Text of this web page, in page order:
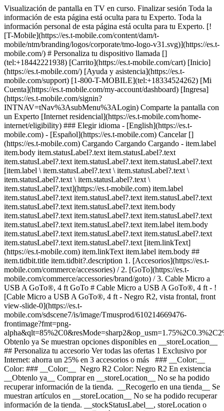
Visualización de pantalla en TV en curso. Finalizar sesión Toda la
información de esta página está oculta para tu Experto. Toda la
información personal de esta página está oculta para tu Experto. [!
[T-Mobile](https://es.t-mobile.com/content/dam/t-
mobile/ntm/branding/logos/corporate/tmo-logo-v31.svg)](https://es.t-
mobile.com/) # ​​​​​​​Personaliza tu dispositivo llamada []
(tel:+18442221938) [Carrito](https://es.t-mobile.com/cart) [Inicio]
(https://es.t-mobile.com/) [Ayuda y asistencia](https://es.t-
mobile.com/support) [1-800-T-MOBILE](tel:+18334524262) [Mi
Cuenta](https://es.t-mobile.com/my-account/dashboard) [Ingresa]
(https://es.t-mobile.com/signin?
INTNAV=tNav%3AsubMenu%3ALogin) Comparte la pantalla con
un Experto [Internet residencial](https://es.t-mobile.com/home-
internet/eligibility) ### Elegir idioma - [English](https://es.t-
mobile.com) - [Español](https://es.t-mobile.com) Cancelar []
(https://es.t-mobile.com) Cargando Cargando Cargando - item.label
item.body item.statusLabel?.text item.statusLabel?.text
item.statusLabel?.text item.statusLabel?.text item.statusLabel?.text
[item.label \ item.statusLabel?.text \ item.statusLabel?.text \
item.statusLabel?.text \ item.statusLabel?.text \
item.statusLabel?.text](https://es.t-mobile.com) item.label
item.statusLabel?.text item.statusLabel?.text item.statusLabel?.text
item.statusLabel?.text item.statusLabel?.text item.body
item.statusLabel?.text item.statusLabel?.text item.statusLabel?.text
item.statusLabel?.text item.statusLabel?.text item.label item.body
item.statusLabel?.text item.statusLabel?.text item.statusLabel?.text
item.statusLabel?.text item.statusLabel?.text [item.linkText]
(https://es.t-mobile.com) item.linkText item.label item.body ##
item.tidbit.title item.tidbit?.description 1. [Accesorios](https://es.t-
mobile.com/commerce/accessories) / 2. [GoTo](https://es.t-
mobile.com/commerce/accessories/brand/goto) / 3. Cable Micro a
USB A GoTo®, 4 ft GoTo # Cable Micro a USB A GoTo®, 4 ft - !
[Cable Micro a USB A GoTo®, 4 ft - Negro R2, vista frontal, front
view-slide-0](https://es.t-
mobile.com/sdscene7/is/image/Tmusprod/610214669476-
frontimage?fmt=png-
Obtenlo ya Se muestran opciones disponibles en __storeLocation__ ## Personaliza tu accesorio Ver todas las ofertas 1 Exclusivo por Internet: ahorra un 25% en 3 accesorios o más ### __Color:__ Color: ### __Color:__ Negro R2 Color: Negro R2 En existencia __Obtenlo ya__ Comprar en __storeLocation__ No se ha podido recuperar información de la tienda. __Recogerlo en una tienda__ Se muestran artículos en __storeLocation__ No se ha podido recuperar información de la tienda. __stockStatusLabel__, storeLocation o __enviarlo__ al seleccionar Enviármelo en el carrito. ### Opciones de entrega Deseo que me lo envíen Fecha de envío est. Aug 9 - Aug 12 Recogerlo en una tienda stockStatusLabel storeLocation (storeDistance mi) [Editar ubicación](#) Encuentra una tienda cerca [Editar ubicación](#) __Agotado__ __Agotado__ __En existencia__ Cargando Cargando Cargando Cargando Cargando Cargando Cargando Cargando Cargando Cargando Cargando Cargando Cargando Cargando opciones de entrega, por favor espera Método de entrega Entrega el mismo día No disponible en currentZipCode Recíbelo alrededor de las expectedDeliveryTime Costo de entrega real: $9.99 Costo de entrega con descuento: gratis Recoger en la tienda Agotado en storeName Hoy en storeName Gratis Envío No disponible Fecha de envío estimada: shippingDate Gratis Método de entrega Entrega el mismo día No disponible en currentZipCode Recíbelo alrededor de las expectedDeliveryTime Costo de entrega real: $9.99 Costo de entrega con descuento: gratis Entrega el mismo día No disponible en currentZipCode Recíbelo alrededor de las Invalid Date Costo de entrega real: $9.99 Costo de entrega con descuento: gratis Recoger en la tienda Agotado en storeName Hoy en storeName Gratis Recoger en la tienda Agotado en storeName Agotado en Dulles Retail Pl & Columbia Pl Hoy en Dulles Retail Pl & Columbia Pl Gratis Envío No disponible Fecha de envío estimada: shippingDate Gratis Envío No disponible Fecha de envío estimada: Aug 9 - Aug 12 Gratis __Tu tienda:__ [storeLocation (storeDistance mi)](#) Encuentra una tienda cerca [Editar ubicación](#) No disponible en currentZipCode No disponible en # Entregar a currentZipCode Editar ubicación # Enviar a currentZipCode __¿Eres un cliente nuevo o existente?__ Cliente existente Cliente nuevo __Bienvenido a T-Mobile (cliente nuevo)__ Editar __Elegir una opción de pago__ __Pagar mensualmente__ A pagar hoy $0.00 + impuestos $0.84/mes por 12 meses __Pagar el monto total__ $9.99 \+ impuesto Si eliges pagar mensualmente y cancelas el servicio móvil, deberás pagar el saldo restante del accesorio. Para clientes elegibles. Tasa de interés anual de 0%. Se requiere servicio elegible. [](https://es.t-mobile.com) __Con plan de pago: actualMonthlyValue/mes por paymentTerms meses, sin intereses.__ A pagar hoy dueToday + impuestos y otros cargos __Precio sin descuento: payInFullStrikeThroughValue payInFull__ + impuesto Si eliges pagar mensualmente y cancelas el servicio móvil, deberás pagar el saldo restante del dispositivo. Solo para clientes elegibles. 0% de interés anual (APR). Se requiere compra mínima de $49 en accesorios y servicio elegible. [](https://es.t-mobile.com) 1 Quantity 1 Agregar Dulles Retail Pl & Columbia Pl (1 mi) __¿Deseas recibirlo antes?__ Encontrar tiendas cercanas Detalles ### Otras características * * * Carga a tu medida con nuestro cable de carga USB-A a Micro USB GoTo. Muévete con libertad con nuestro cable de 4 pies con diseño que evita los enredos. ### ¿Qué hay en la caja? * * * - UN CABLE MICRO A USB A GOTO, 4 PIES ### Detalles adicionales de especificaciones * * * __Peso__ * * * __Largo__ * * * __Alto__ * * * __Ancho__ * * * [](https://es.t-mobile.com) ver detalles ## promoción aplicada ver detalles ## | ![Logotipo de T-Mobile](https://es.t-mobile.com/sdscene7/is/image/Tmusprod/fg-tmobile-logo?ts=1710994518480&dpr=off "Logotipo de T-Mobile") __Ingresa a tu cuenta.__ Ingresa Continuar como invitado. [__¿Necesitas ayuda para ingresar?__](https://es.account.t-mobile.com/signin/v2/ "Enlace Necesito ayuda para ingresar") [__Crea un T-Mobile ID__](https://es.account.t-mobile.com/signin/v2/ "Crear una ID de T-Mobile") promoLongDescription Hola userName! Te damos la bienvenida a T-Mobile ¡Hola! Te damos la bienvenida a T-Mobile Tienda T-Mobile Experience storeLocation Dirección 22000 Dulles Retail Plaza Suite 182 Sterling, VA 20166 Salta la fila y aprovecha nuestras mejores ofertas y la selección más grande durante tu visita a la tienda. Compra en esta tienda ¿No estás en esta tienda? ## Selecciona una tienda ( mi) , , , Horario de hoy: - [](https://es.t-mobile.com) Configura esta tienda [](https://es.t-mobile.com) [Indicaciones](https://es.t-mobile.com) [Llamar a la tienda](tel:+1-undefined) - ### Horario de atención de la tienda Lunes a sábado - Domingo ## Selecciona una tienda ### Lo sentimos, hubo un problema técnico Los servicios que utilizamos para buscar tiendas según la ubicación no están funcionando en este momento. Busca por ciudad y estado o código postal para comprobar la disponibilidad en tiendas cercanas. No encontramos tiendas de T-Mobile cercanas. Prueba con otra ciudad, estado o código postal para buscar otras tiendas. Vuelve a intentarlo para encontrar la tienda más cercana. ( mi) , , , Horario de hoy: - En existencia Apresúrate, solo quedan unos cuantos [](https://es.t-mobile.com) ( mi) , , , Horario de hoy: - En existencia Apresúrate, solo quedan unos cuantos [](https://es.t-mobile.com) Dulles Retail Pl & Columbia Pl (1.0 mi) 22000 Dulles Retail Plaza Suite 182, Sterling, VA, 20166 Horario de hoy: 11am - 6pm En existencia Apresúrate, solo quedan unos cuantos [](https://es.t-mobile.com) Fair Oaks Mall (10.9 mi) 11913U Fair Oaks Mall, Fairfax, VA, 22033 Horario de hoy: 11am - 7pm En existencia Apresúrate, solo quedan unos cuantos [](https://es.t-mobile.com) Tyson's Corner (13.8 mi) 1961 Chain Bridge Rd Ste J008L, McLean, VA, 22102 Horario de hoy: 11am - 7pm En existencia Apresúrate, solo quedan unos cuantos [](https://es.t-mobile.com) Fair City Mall (14.6 mi) 9662 Main St, Fairfax, VA, 22031 Horario de hoy: 11am - 6pm En existencia Apresúrate, solo quedan unos cuantos [](https://es.t-mobile.com) Recoger aquí Recoger aquí # Encuentra una tienda Selecciona un código postal y ciudad válidos __( mi)__ , , , Horario de hoy - [](https://es.t-mobile.com) * * * __Dulles Retail Pl & Columbia Pl (1.0 mi)__ 22000 Dulles Retail Plaza Suite 182, Sterling, VA, 20166 Horario de hoy 10am - 8pm [](https://es.t-mobile.com/store-locator/va/sterling/dulles-retail-pl-columbia-pl) * * * __Fair Oaks Mall (10.9 mi)__ 11913U Fair Oaks Mall, Fairfax, VA, 22033 Horario de hoy 10am - 8pm [](https://es.t-mobile.com/store-locator/va/fairfax/fair-oaks-mall) * * * __Tyson's Corner (13.8 mi)__ 1961 Chain Bridge Rd Ste J008L, McLean, VA, 22102 Horario de hoy 10am - 9pm [](https://es.t-mobile.com/store-locator/va/mclean/tysons-corner) * * * __Fair City Mall (14.6 mi)__ 9662 Main St, Fairfax, VA, 22031 Horario de hoy 10am - 9pm [](https://es.t-mobile.com/store-locator/va/fairfax/fair-city-mall) * * * Selecciona una tienda ## Obtenlo más rápido con la opción de recogerlo en la tienda ¡Recibe tu pedido hoy mismo! Al revisar tu pedido, selecciona Retiro en tienda como método de entrega y empezaremos a preparar tu pedido en la tienda T-Mobile elegible que prefieras. Los accesorios actualmente no están disponibles para retiro en tienda. Recibirás un email cuando tu pedido esté listo para ser recogido y dispondrás de dos días laborales para retirarlo. # Lo sentimos, no eres elegible para esta promoción. De todos modos, puedes realizar la compra y aprovechar la red, los beneficios y las ventajas de T-Mobile. # Agotado Algunos artículos están agotados en storeName Puedes elegir que te envíen el pedido o consultar otros artículos disponibles en la tienda que seleccionaste para recogerlo. Cerrar ## Se eliminarán todos los artículos del carrito Al agregar este producto, se eliminarán los artículos ya agregados a tu carrito. Confirmar Cancelar # Los clientes también compraron Cargando Cargando Cargando Cargando Cargando Cargando Cargando [Aún no hay reseñas \ Precio normal: Precio original$ Precio de oferta$ Precio total: $](https://es.t-mobile.com) Ver 1 promociones Exclusivo por Internet: ahorra un 25% en 3 accesorios o más [![goto Cable USB C a A GoTo®, 4 ft](https://cdn.tmobile.com/content/dam/t-mobile/en-p/accessories/610214669469/610214669469-thumbnail.png) \ goto __Cable USB C a A GoTo®, 4 ft__ \ Aún no hay reseñas \ 4 (6) \ 4 de 5 estrellas con 6 reseñas \ Aún no hay reseñas \ ![black](https://cdn.tmobile.com/images/png/products/accessories/610214669469/610214669469-swatch.gif) \ Precio normal: Precio original$ Precio de oferta$ Precio total: $ \ Desde $1.25/mes por 12 meses Desde $1.25/mes por 12 meses $0.00 de pago inicial + impuestos a pagar hoy Precio normal: Precio original$ Precio de oferta$ Precio total: $ Precio total: $14.99](https://es.t-mobile.com/accessory/goto-usb-c-to-a-cable-4-ft?sku=610214669469) Ver 1 promociones Exclusivo por Internet: ahorra un 25% en 3 accesorios o más [![goto Cargador de pared USB-C GoTo® de 20 W](https://cdn.tmobile.com/content/dam/t-mobile/en-p/accessories/610214671981/610214671981-thumbnail.png) \ goto __Cargador de pared USB-C GoTo® de 20 W__ \ Aún no hay reseñas \ 1 (1) \ 1 de 5 estrellas con 1 reseñas \ Aún no hay reseñas \ ![black](https://cdn.tmobile.com/images/png/products/accessories/610214671981/610214671981-swatch.gif) \ Precio normal: Precio original$ Precio de oferta$ Precio total: $ \ Desde $1.25/mes por 12 meses Desde $1.25/mes por 12 meses $0.00 de pago inicial + impuestos